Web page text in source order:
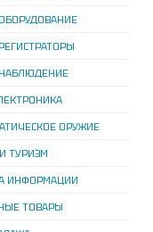
ОРУЖИЕ
ТУРИЗМ
ИНФОРМАЦИИ
ТОВАРЫ